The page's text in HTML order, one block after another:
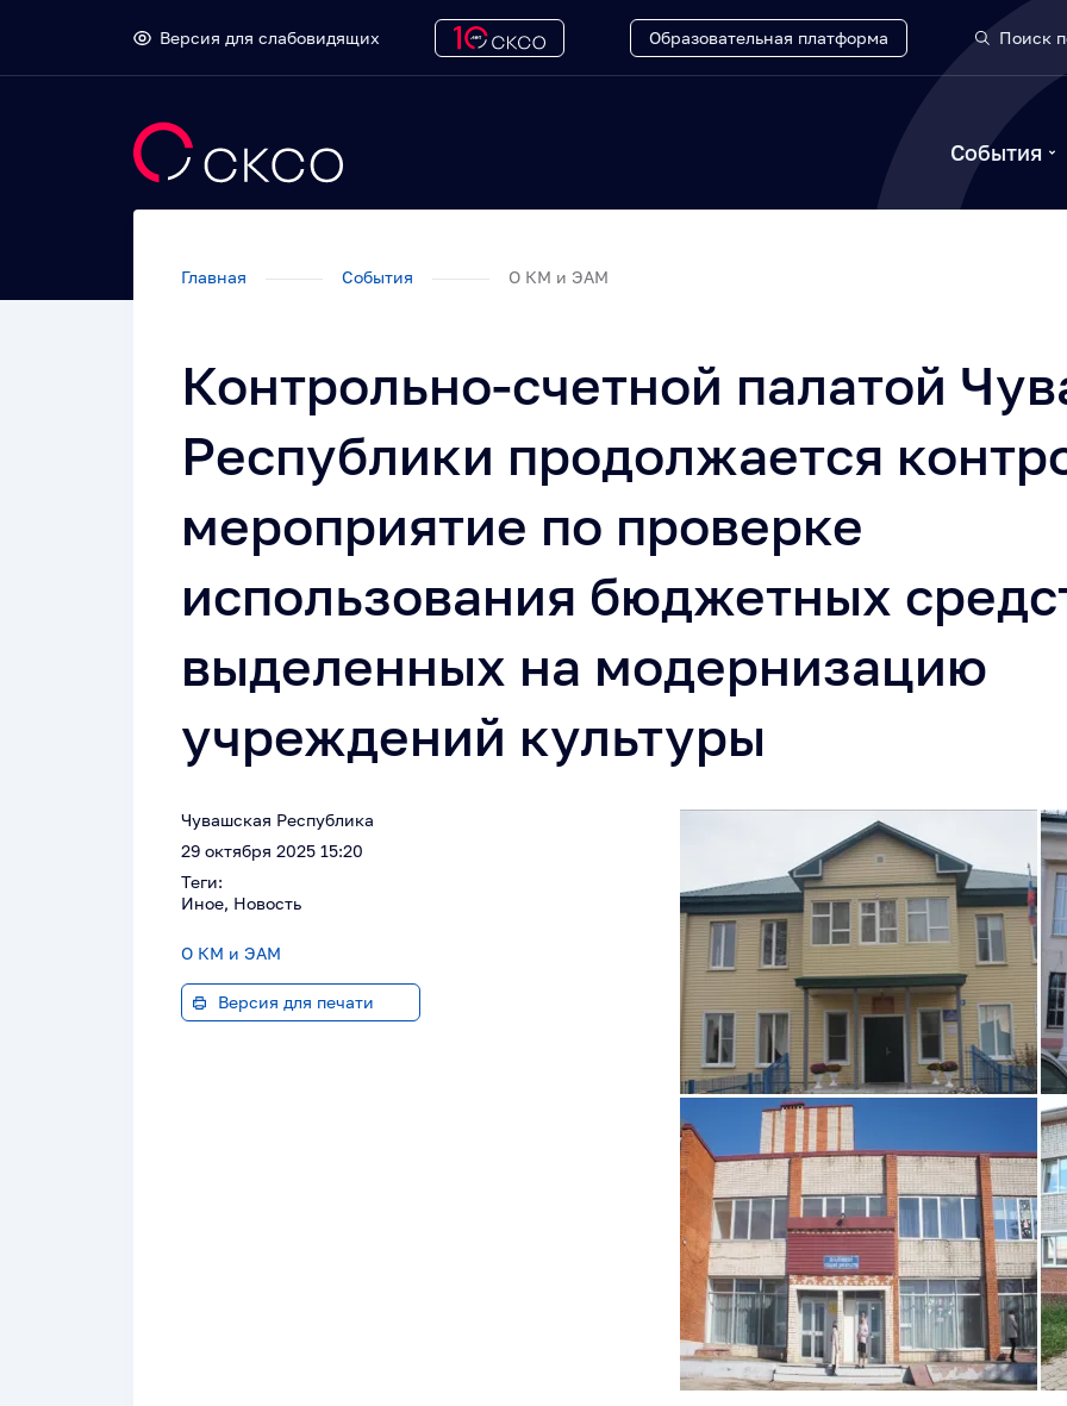
Версия для слабовидящих Образовательная платформа Поиск
События
Главная События О КМ и ЭАМ
Контрольно-счетной палатой
Республики продолжается
мероприятие по проверке
использования бюджетных
выделенных на модернизацию
учреждений культуры
Чувашская Республика
29 октября 2025 15:20
Теги:
Иное, Новость
О КМ и ЭАМ
Версия для печати